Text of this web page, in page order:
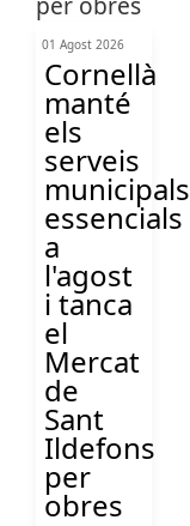
01 Agost 2026
Cornellà
manté
els
serveis
municipals
essencials
a
l'agost
i tanca
el
Mercat
de
Sant
Ildefons
per
obres